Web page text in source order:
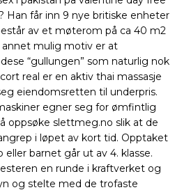
Han får inn 9 nye britiske enheter
av et møterom på ca 40 m2
mulig motiv er at
“gullungen” som naturlig nok
real er en aktiv thai massasje
eiendomsretten til underpris.
egner seg for ømfintlig
oppsøke slettmeg.no slik at de
i løpet av kort tid. Opptaket
eller barnet går ut av 4. klasse.
en runde i kraftverket og
og stelte med de trofaste